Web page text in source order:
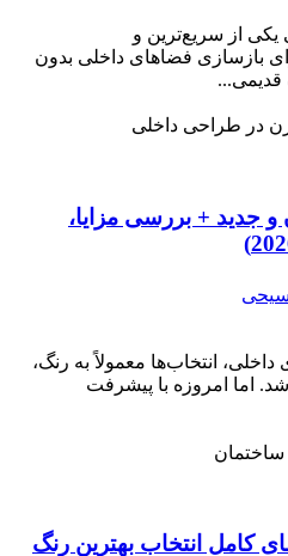
از سریع‌ترین و
بازسازی فضاهای داخلی بدون
قدیمی...
جدید + بررسی مزایا،
انتخاب‌ها معمولاً به رنگ،
اما امروزه با پیشرفت
کامل انتخاب بهترین رنگ